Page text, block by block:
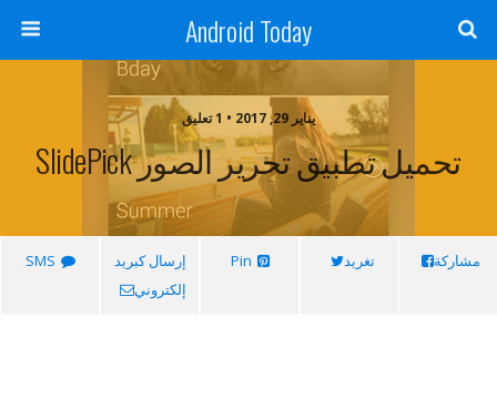
Android Today
يناير 29, 2017 • 1 تعليق
تحميل تطبيق تحرير الصور SlidePick
مشاركة تغريد Pin
إرسال كبريد
إلكتروني
SMS